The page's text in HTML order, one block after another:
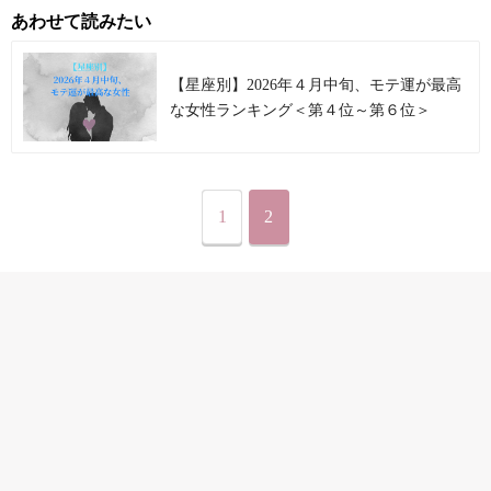
あわせて読みたい
【星座別】2026年４月中旬、モテ運が最高
な女性ランキング＜第４位～第６位＞
1 2